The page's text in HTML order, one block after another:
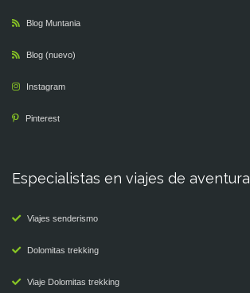
Blog Muntania
Blog (nuevo)
Instagram
Pinterest
Especialistas en viajes de aventura
Viajes senderismo
Dolomitas trekking
Viaje Dolomitas trekking